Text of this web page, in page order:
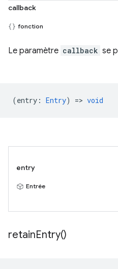
callback
fonction
Le paramètre callback se
(entry : Entry) => void
entry
Entrée
retainEntry()